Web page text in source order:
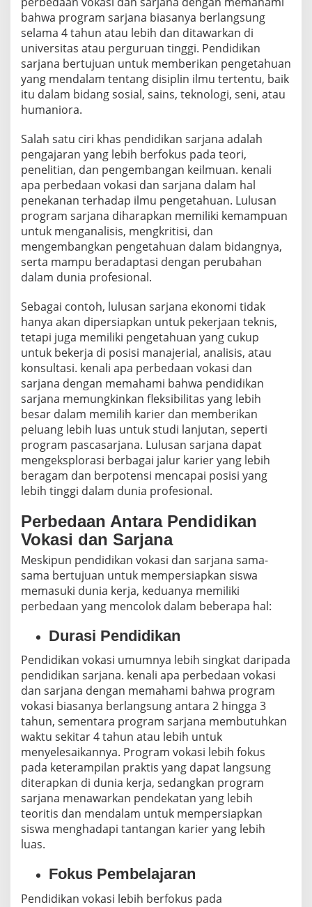
bahwa program sarjana biasanya berlangsung
selama 4 tahun atau lebih dan ditawarkan di
universitas atau perguruan tinggi. Pendidikan
sarjana bertujuan untuk memberikan pengetahuan
yang mendalam tentang disiplin ilmu tertentu, baik
itu dalam bidang sosial, sains, teknologi, seni, atau
humaniora.
Salah satu ciri khas pendidikan sarjana adalah
pengajaran yang lebih berfokus pada teori,
penelitian, dan pengembangan keilmuan. kenali
apa perbedaan vokasi dan sarjana dalam hal
penekanan terhadap ilmu pengetahuan. Lulusan
program sarjana diharapkan memiliki kemampuan
untuk menganalisis, mengkritisi, dan
mengembangkan pengetahuan dalam bidangnya,
serta mampu beradaptasi dengan perubahan
dalam dunia profesional.
Sebagai contoh, lulusan sarjana ekonomi tidak
hanya akan dipersiapkan untuk pekerjaan teknis,
tetapi juga memiliki pengetahuan yang cukup
untuk bekerja di posisi manajerial, analisis, atau
konsultasi. kenali apa perbedaan vokasi dan
sarjana dengan memahami bahwa pendidikan
sarjana memungkinkan fleksibilitas yang lebih
besar dalam memilih karier dan memberikan
peluang lebih luas untuk studi lanjutan, seperti
program pascasarjana. Lulusan sarjana dapat
mengeksplorasi berbagai jalur karier yang lebih
beragam dan berpotensi mencapai posisi yang
lebih tinggi dalam dunia profesional.
Perbedaan Antara Pendidikan
Vokasi dan Sarjana
Meskipun pendidikan vokasi dan sarjana sama-
sama bertujuan untuk mempersiapkan siswa
memasuki dunia kerja, keduanya memiliki
perbedaan yang mencolok dalam beberapa hal:
Durasi Pendidikan
Pendidikan vokasi umumnya lebih singkat daripada
pendidikan sarjana. kenali apa perbedaan vokasi
dan sarjana dengan memahami bahwa program
vokasi biasanya berlangsung antara 2 hingga 3
tahun, sementara program sarjana membutuhkan
waktu sekitar 4 tahun atau lebih untuk
menyelesaikannya. Program vokasi lebih fokus
pada keterampilan praktis yang dapat langsung
diterapkan di dunia kerja, sedangkan program
sarjana menawarkan pendekatan yang lebih
teoritis dan mendalam untuk mempersiapkan
siswa menghadapi tantangan karier yang lebih
luas.
Fokus Pembelajaran
Pendidikan vokasi lebih berfokus pada